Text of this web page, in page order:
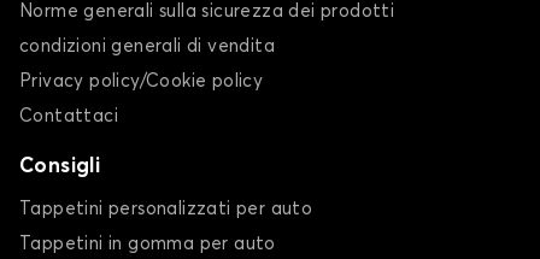
Norme generali sulla sicurezza dei prodotti
condizioni generali di vendita
Privacy policy/Cookie policy
Contattaci
Consigli
Tappetini personalizzati per auto
Tappetini in gomma per auto